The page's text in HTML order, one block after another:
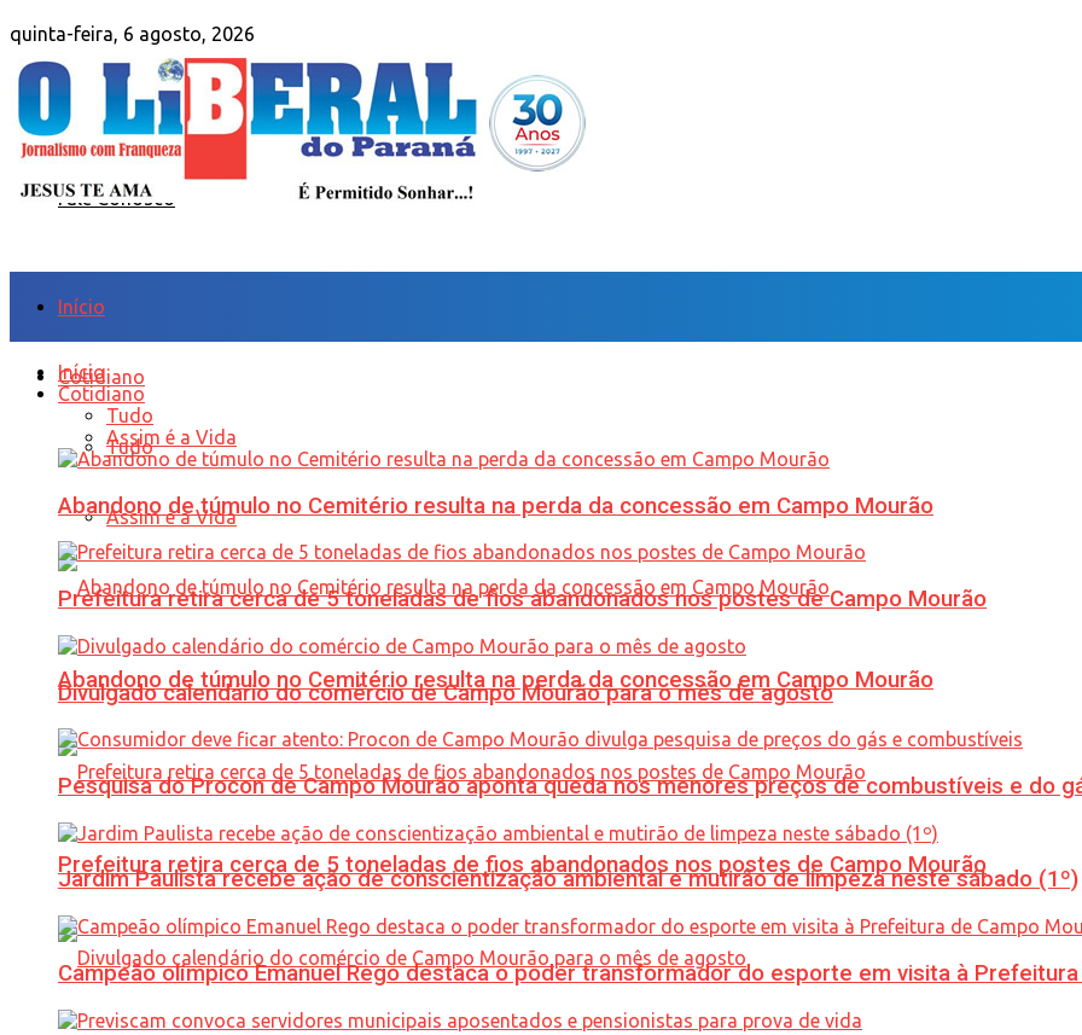
quinta-feira, 6 agosto, 2026
Sobre Nós
Anuncie
Fale Conosco
Início
Cotidiano
Tudo
Assim é a Vida
Abandono de túmulo no Cemitério resulta na perda da concessão em Campo Mourão
Prefeitura retira cerca de 5 toneladas de fios abandonados nos postes de Campo Mourão
Início
Cotidiano
Tudo
Assim é a Vida
Abandono de túmulo no Cemitério resulta na perda da concessão em Campo Mourão
Prefeitura retira cerca de 5 toneladas de fios abandonados nos postes de Campo Mourão
Divulgado calendário do comércio de Campo Mourão para o mês de agosto
Pesquisa do Procon de Campo Mourão aponta queda nos menores preços de combustíveis e do
Jardim Paulista recebe ação de conscientização ambiental e mutirão de limpeza neste sábado (1º)
Campeão olímpico Emanuel Rego destaca o poder transformador do esporte em visita à